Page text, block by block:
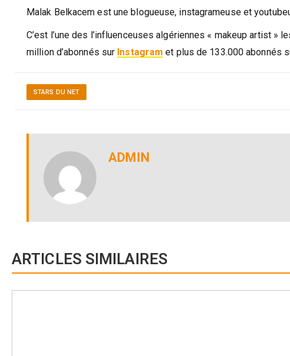
Malak Belkacem est une blogueuse, instagrameuse et
C’est l’une des l’influenceuses algériennes « makeup artist »
million d’abonnés sur Instagram et plus de 133.000 abonnés
STARS DU NET
ADMIN
ARTICLES SIMILAIRES